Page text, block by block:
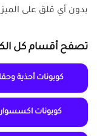
بدون أي قلق على
تصفح أقسام كل
كوبونات أحذية
كوبونات